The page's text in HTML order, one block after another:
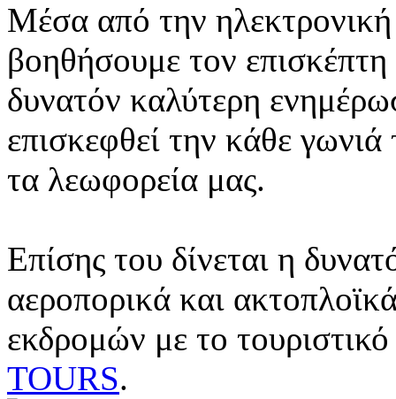
Μέσα από την ηλεκτρονική
βοηθήσουμε τον
δυνατόν καλύτερη
επισκεφθεί την κάθε
τα λεωφορεία μας.
Επίσης του δίνεται η
αεροπορικά και
εκδρομών με το
TOURS.